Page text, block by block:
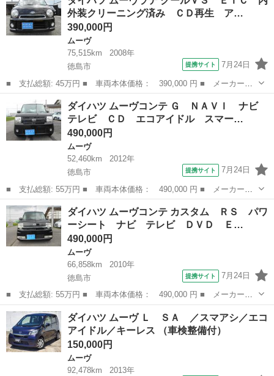
／アイドリングストップ／キーレスキー ■ 排気量： 660cc ■ ドア
枚...
外装クリーニング済み ＣＤ再生 ア…
390,000円
ムーヴ
75,515km
2008年
徳島市
提携サイト 7月24日
■ 支払総額: 45万円 ■ 車両本体価格： 390,000 円 ■ メーカー
名： ダイハツ ■ 車種名： ムーヴラテ ■ グレード名： クール
ＶＳ ＥＴＣ 内外装クリーニング済み ＣＤ再生 アルミホイー
ル キーレスエント...
徳島市 ムーヴ
ダイハツ ムーヴコンテ Ｇ ＮＡＶＩ ナビ
テレビ ＣＤ エコアイドル スマー…
490,000円
ムーヴ
52,460km
2012年
徳島市
提携サイト 7月24日
■ 支払総額: 55万円 ■ 車両本体価格： 490,000 円 ■ メーカー
名： ダイハツ ■ 車種名： ムーヴコンテ ■ グレード名： Ｇ
ＮＡＶＩ ナビ テレビ ＣＤ エコアイドル スマートキー 電格
ミラー ＥＴＣ ...
徳島 徳島市 ムーヴ
ダイハツ ムーヴコンテ カスタム ＲＳ パワ
ーシート ナビ テレビ ＤＶＤ Ｅ…
490,000円
ムーヴ
66,858km
2010年
徳島市
提携サイト 7月24日
■ 支払総額: 55万円 ■ 車両本体価格： 490,000 円 ■ メーカー
名： ダイハツ ■ 車種名： ムーヴコンテ ■ グレード名： カス
タム ＲＳ パワーシート ナビ テレビ ＤＶＤ ＥＴＣ ドラレ
コ キーフリー ...
徳島 徳島市 ムーヴ
ダイハツ ムーヴ Ｌ ＳＡ ／スマアシ／エコ
アイドル／キーレス （車検整備付）
150,000円
ムーヴ
92,478km
2013年